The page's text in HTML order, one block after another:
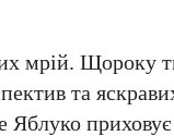
мрій. Щороку
та